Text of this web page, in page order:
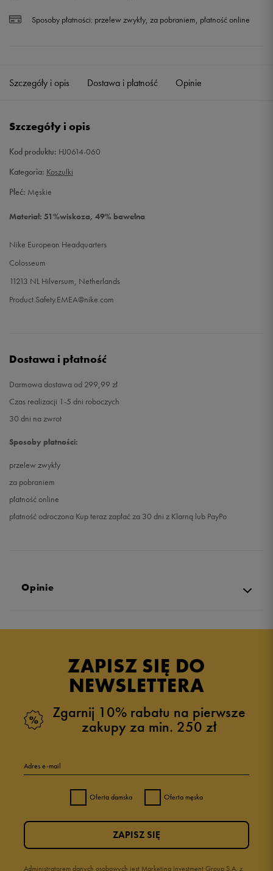
Sposoby płatności: przelew zwykły, za pobraniem, płatność online
Szczegóły i opis Dostawa i płatność Opinie
Szczegóły i opis
Kod produktu: HJ0614-060
Kategoria: Koszulki
Płeć: Męskie
Materiał: 51%wiskoza, 49% bawełna
Nike European Headquarters
Colosseum
11213 NL Hilversum, Netherlands
Product.Safety.EMEA@nike.com
Dostawa i płatność
Darmowa dostawa od 299,99 zł
Czas realizacji 1-5 dni roboczych
30 dni na zwrot
Sposoby płatności:
przelew zwykły
za pobraniem
płatność online
płatność odroczona Kup teraz zapłać za 30 dni z Klarną lub PayPo
Opinie
ZAPISZ SIĘ DO
NEWSLETTERA
Zgarnij 10% rabatu na pierwsze
zakupy za min. 250 zł
Adres e-mail
Oferta damska Oferta męska
Administratorem danych osobowych jest Marketing Investment Group S.A. z
ZAPISZ SIĘ